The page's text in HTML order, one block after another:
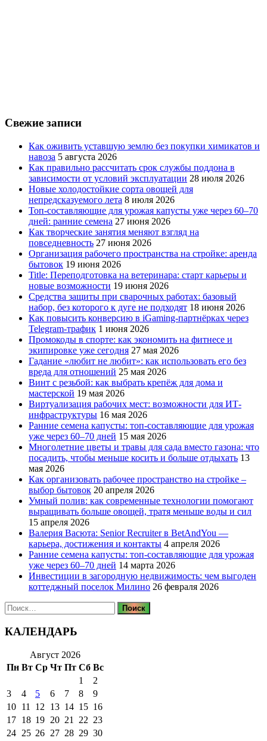
Свежие записи
Как оживить уставшую землю без покупки химикатов и
навоза 5 августа 2026
Как правильно рассчитать срок службы поддона в
зависимости от условий эксплуатации 28 июля 2026
Новые холодостойкие сорта овощей для
непредсказуемого лета 8 июля 2026
Топ-составляющие для урожая капусты уже через 60–70
дней: ранние семена 27 июня 2026
Как творческие занятия меняют взгляд на
повседневность 27 июня 2026
Организация рабочего пространства на стройке: аренда
бытовок 19 июня 2026
Title: Переподготовка на ветеринара: старт карьеры и
новые возможности 19 июня 2026
Средства защиты при сварочных работах: базовый
набор, без которого к дуге не подходят 18 июня 2026
Как повысить конверсию в iGaming-партнёрках через
Telegram-трафик 1 июня 2026
Промокоды в спорте: как экономить на фитнесе и
экипировке уже сегодня 27 мая 2026
Гадание «любит не любит»: как использовать его без
вреда для отношений 25 мая 2026
Винт с резьбой: как выбрать крепёж для дома и
мастерской 19 мая 2026
Виртуализация рабочих мест: возможности для ИТ-
инфраструктуры 16 мая 2026
Ранние семена капусты: топ‑составляющие для урожая
уже через 60–70 дней 15 мая 2026
Многолетние цветы и травы для сада вместо газона: что
посадить, чтобы меньше косить и больше отдыхать 13
мая 2026
Как организовать рабочее пространство на стройке –
выбор бытовок 20 апреля 2026
Умный полив: как современные технологии помогают
выращивать больше овощей, тратя меньше воды и сил
15 апреля 2026
Валерия Васюта: Senior Recruiter в BetAndYou —
карьера, достижения и контакты 4 апреля 2026
Ранние семена капусты: топ‑составляющие для урожая
уже через 60–70 дней 14 марта 2026
Инвестиции в загородную недвижимость: чем выгоден
коттеджный поселок Милино 26 февраля 2026
Найти:
КАЛЕНДАРЬ
Август 2026
Пн Вт Ср Чт Пт Сб Вс
1
2
3
4 5 6 7 8
9
10 11 12 13 14 15 16
17 18 19 20 21 22 23
24 25 26 27 28 29 30